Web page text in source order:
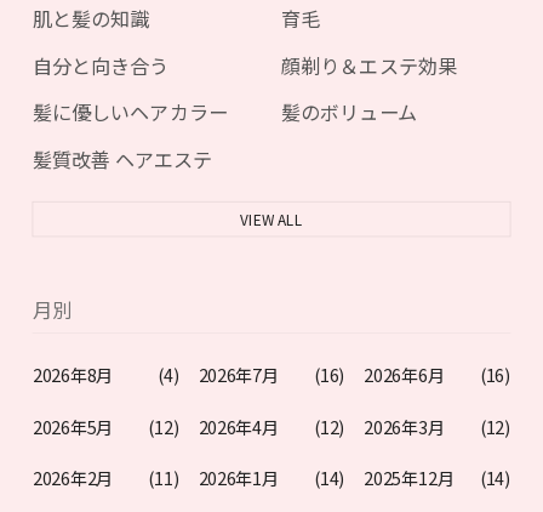
肌と髪の知識
育毛
自分と向き合う
顔剃り＆エステ効果
髪に優しいヘアカラー
髪のボリューム
髪質改善 ヘアエステ
VIEW ALL
月別
2026年8月 (4) 2026年7月 (16) 2026年6月 (16)
2026年5月 (12) 2026年4月 (12) 2026年3月 (12)
2026年2月 (11) 2026年1月 (14) 2025年12月 (14)